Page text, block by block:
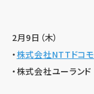
2月9日（木）
・株式会社NTTドコモ
・株式会社ユーランド